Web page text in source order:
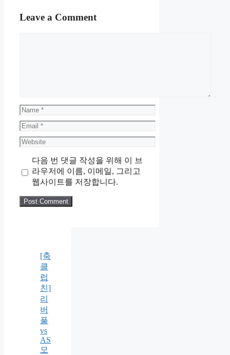
Leave a Comment
Name
Email
Website
다음 번 댓글 작성을 위해 이 브
라우저에 이름, 이메일, 그리고
웹사이트를 저장합니다.
[축
클
럽
친]
리
버
풀
vs
AS
모